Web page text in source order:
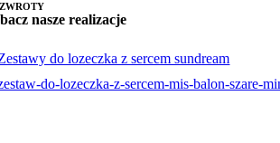
nasze realizacje